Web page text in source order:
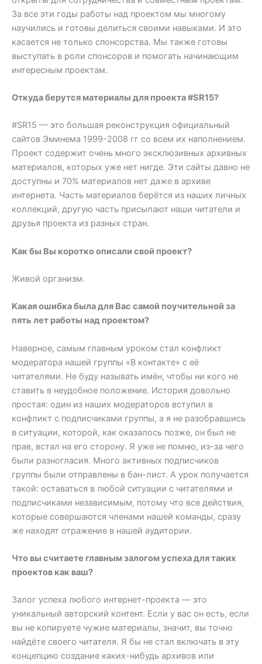
За все эти годы работы над проектом мы многому
научились и готовы делиться своими навыками. И это
касается не только спонсорства. Мы также готовы
выступать в роли спонсоров и помогать начинающим
интересным проектам.
Откуда берутся материалы для проекта #SR15?
#SR15 — это большая реконструкция официальный
сайтов Эминема 1999-2008 гг со всем их наполнением.
Проект содержит очень много эксклюзивных архивных
материалов, которых уже нет нигде. Эти сайты давно не
доступны и 70% материалов нет даже в архиве
интернета. Часть материалов берётся из наших личных
коллекций, другую часть присылают наши читатели и
друзья проекта из разных стран.
Как бы Вы коротко описали свой проект?
Живой организм.
Какая ошибка была для Вас самой поучительной за
пять лет работы над проектом?
Наверное, самым главным уроком стал конфликт
модератора нашей группы «В контакте» с её
читателями. Не буду называть имён, чтобы ни кого не
ставить в неудобное положение. История довольно
простая: один из наших модераторов вступил в
конфликт с подписчиками группы, а я не разобравшись
в ситуации, которой, как оказалось позже, он был не
прав, встал на его сторону. Я уже не помню, из-за чего
были разногласия. Много активных подписчиков
группы были отправлены в бан-лист. А урок получается
такой: оставаться в любой ситуации с читателями и
подписчиками независимым, потому что все действия,
которые совершаются членами нашей команды, сразу
же находят отражение в нашей аудитории.
Что вы считаете главным залогом успеха для таких
проектов как ваш?
Залог успеха любого интернет-проекта — это
уникальный авторский контент. Если у вас он есть, если
вы не копируете чужие материалы, значит, вы точно
найдёте своего читателя. Я бы не стал включать в эту
концепцию создание каких-нибудь архивов или